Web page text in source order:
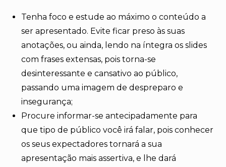
Tenha foco e estude ao máximo o conteúdo a
ser apresentado. Evite ficar preso às suas
anotações, ou ainda, lendo na íntegra os slides
com frases extensas, pois torna-se
desinteressante e cansativo ao público,
passando uma imagem de despreparo e
insegurança;
Procure informar-se antecipadamente para
que tipo de público você irá falar, pois conhecer
os seus expectadores tornará a sua
apresentação mais assertiva, e lhe dará